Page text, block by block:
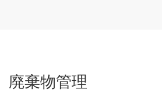
廃棄物管理